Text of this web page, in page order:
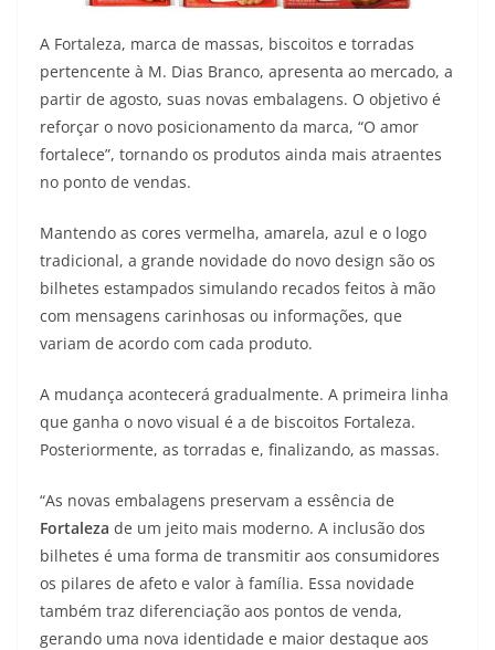
A Fortaleza, marca de massas, biscoitos e torradas
pertencente à M. Dias Branco, apresenta ao mercado, a
partir de agosto, suas novas embalagens. O objetivo é
reforçar o novo posicionamento da marca, “O amor
fortalece”, tornando os produtos ainda mais atraentes
no ponto de vendas.
Mantendo as cores vermelha, amarela, azul e o logo
tradicional, a grande novidade do novo design são os
bilhetes estampados simulando recados feitos à mão
com mensagens carinhosas ou informações, que
variam de acordo com cada produto.
A mudança acontecerá gradualmente. A primeira linha
que ganha o novo visual é a de biscoitos Fortaleza.
Posteriormente, as torradas e, finalizando, as massas.
“As novas embalagens preservam a essência de
Fortaleza de um jeito mais moderno. A inclusão dos
bilhetes é uma forma de transmitir aos consumidores
os pilares de afeto e valor à família. Essa novidade
também traz diferenciação aos pontos de venda,
gerando uma nova identidade e maior destaque aos